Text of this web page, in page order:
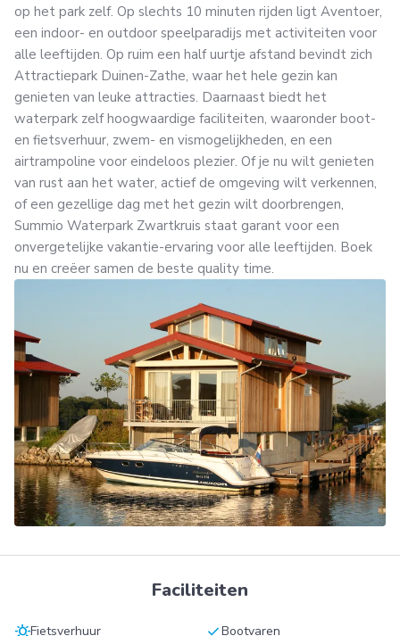
op het park zelf. Op slechts 10 minuten rijden ligt Aventoer,
een indoor- en outdoor speelparadijs met activiteiten voor
alle leeftijden. Op ruim een half uurtje afstand bevindt zich
Attractiepark Duinen-Zathe, waar het hele gezin kan
genieten van leuke attracties. Daarnaast biedt het
waterpark zelf hoogwaardige faciliteiten, waaronder boot-
en fietsverhuur, zwem- en vismogelijkheden, en een
airtrampoline voor eindeloos plezier. Of je nu wilt genieten
van rust aan het water, actief de omgeving wilt verkennen,
of een gezellige dag met het gezin wilt doorbrengen,
Summio Waterpark Zwartkruis staat garant voor een
onvergetelijke vakantie-ervaring voor alle leeftijden. Boek
nu en creëer samen de beste quality time.
Faciliteiten
sunnyFietsverhuur checkBootvaren